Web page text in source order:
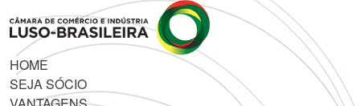
HOME
SEJA SÓCIO